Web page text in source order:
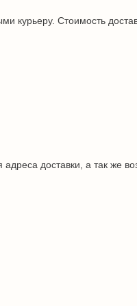
Стоимость
доставки, а так же